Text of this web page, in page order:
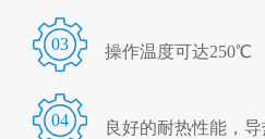
03 操作温度可达250℃
04 良好的耐热性能，